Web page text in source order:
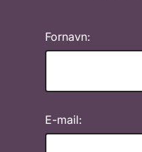
Fornavn:
E-mail: